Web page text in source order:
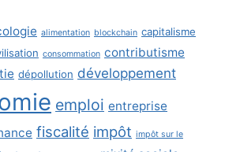
alimentation blockchain capitalisme
consommation contributisme
dépollution développement
emploi entreprise
fiscalité impôt impôt sur le